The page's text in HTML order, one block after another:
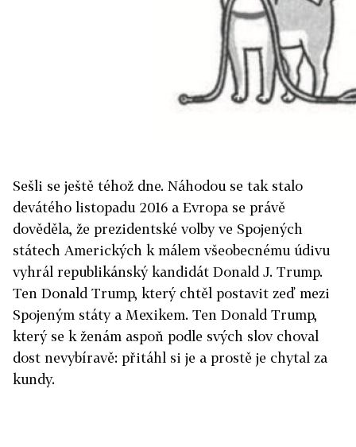
Sešli se ještě téhož dne. Náhodou se tak stalo
devátého listopadu 2016 a Evropa se právě
dověděla, že prezidentské volby ve Spojených
státech Amerických k málem všeobecnému údivu
vyhrál republikánský kandidát Donald J. Trump.
Ten Donald Trump, který chtěl postavit zeď mezi
Spojeným státy a Mexikem. Ten Donald Trump,
který se k ženám aspoň podle svých slov choval
dost nevybíravě: přitáhl si je a prostě je chytal za
kundy.